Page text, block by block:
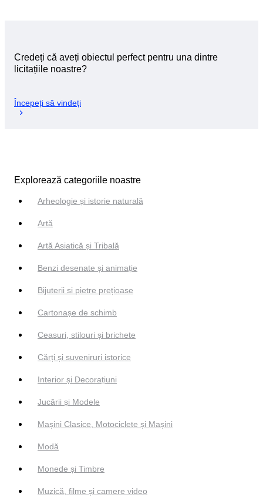
Credeți că aveți obiectul perfect pentru una dintre
licitațiile noastre?
Începeți să vindeți
Explorează categoriile noastre
Arheologie și istorie naturală
Artă
Artă Asiatică și Tribală
Benzi desenate și animație
Bijuterii si pietre prețioase
Cartonașe de schimb
Ceasuri, stilouri și brichete
Cărți și suveniruri istorice
Interior și Decorațiuni
Jucării și Modele
Mașini Clasice, Motociclete și Mașini
Modă
Monede și Timbre
Muzică, filme și camere video